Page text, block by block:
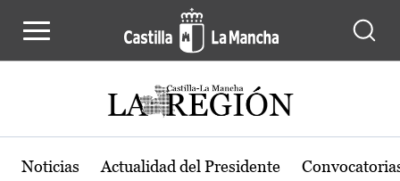
Actualidad de la región de Castilla-
Noticias Actualidad del Presidente